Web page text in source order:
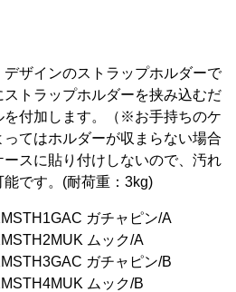
デザインのストラップホルダーで
トラップホルダーを挟み込むだ
を付加します。（※お手持ちのケ
てはホルダーが収まらない場合
スに貼り付けしないので、汚れ
です。(耐荷重：3kg)
ガチャピン/A
ムック/A
ガチャピン/B
ムック/B